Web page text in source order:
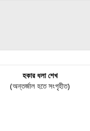
হকার ধলা শেখ
(অন্তর্জাল হতে সংগৃহীত)​